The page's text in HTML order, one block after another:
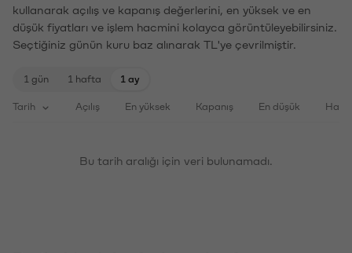
kullanarak açılış ve kapanış değerlerini, en yüksek ve en
düşük fiyatları ve işlem hacmini kolayca görüntüleyebilirsiniz.
Seçtiğiniz günün kuru baz alınarak TL'ye çevrilmiştir.
1 gün 1 hafta 1 ay
Tarih Açılış En yüksek Kapanış En düşük
Bu tarih aralığı için veri bulunamadı.